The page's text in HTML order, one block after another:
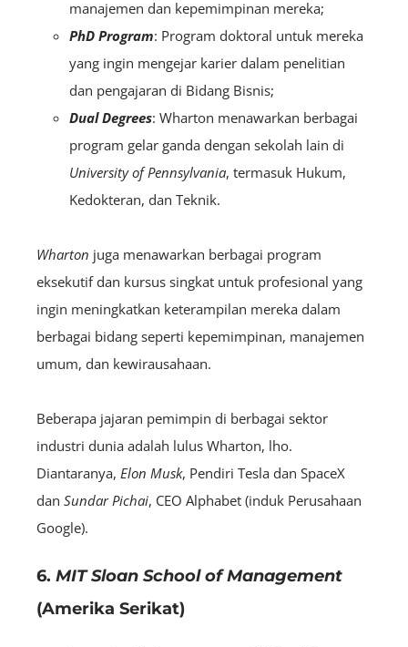
manajemen dan kepemimpinan mereka;
PhD Program: Program doktoral untuk mereka
yang ingin mengejar karier dalam penelitian
dan pengajaran di Bidang Bisnis;
Dual Degrees: Wharton menawarkan berbagai
program gelar ganda dengan sekolah lain di
University of Pennsylvania, termasuk Hukum,
Kedokteran, dan Teknik.
Wharton juga menawarkan berbagai program
eksekutif dan kursus singkat untuk profesional yang
ingin meningkatkan keterampilan mereka dalam
berbagai bidang seperti kepemimpinan, manajemen
umum, dan kewirausahaan.
Beberapa jajaran pemimpin di berbagai sektor
industri dunia adalah lulus Wharton, lho.
Diantaranya, Elon Musk, Pendiri Tesla dan SpaceX
dan Sundar Pichai, CEO Alphabet (induk Perusahaan
Google).
6. MIT Sloan School of Management
(Amerika Serikat)